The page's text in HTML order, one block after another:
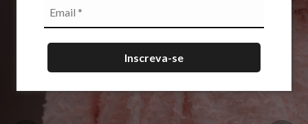
Inscreva-se